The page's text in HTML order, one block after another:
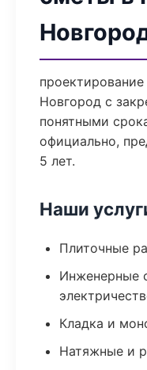
Новгород с
понятными
официально,
5 лет.
Наши
Плиточные
Инженерные
Кладка и
Натяжные и